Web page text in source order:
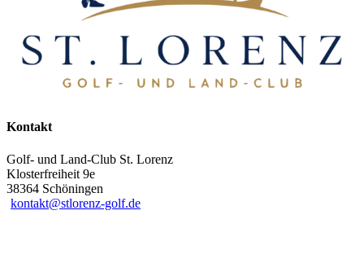
Kontakt
Golf- und Land-Club St. Lorenz
Klosterfreiheit 9e
38364 Schöningen
kontakt@stlorenz-golf.de